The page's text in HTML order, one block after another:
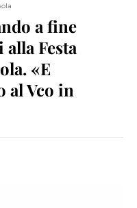
a fine
Festa
«E
al Vco in